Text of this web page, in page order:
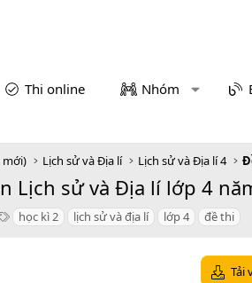
Thi online Nhóm
mới) Lịch sử và Địa lí Lịch sử và Địa lí 4
Lịch sử và Địa lí lớp 4
T học kì 2 lịch sử và địa lí lớp 4 đề thi
Tải